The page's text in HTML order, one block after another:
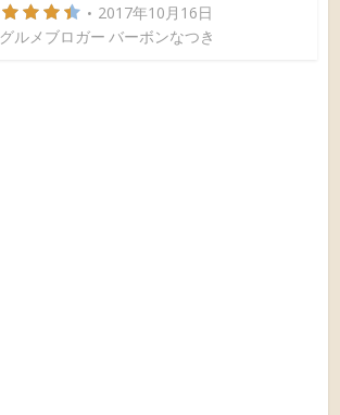
2017年10月16日
グルメブロガー バーボンなつき